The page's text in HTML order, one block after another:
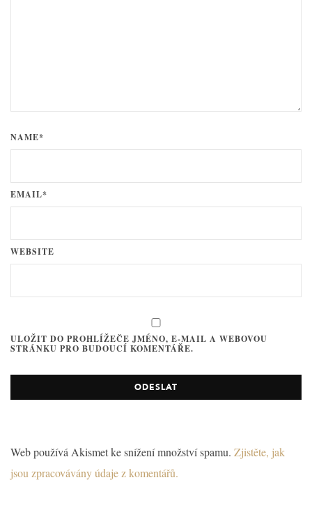
NAME*
EMAIL*
WEBSITE
ULOŽIT DO PROHLÍŽEČE JMÉNO, E-MAIL A WEBOVOU
STRÁNKU PRO BUDOUCÍ KOMENTÁŘE.
Web používá Akismet ke snížení množství spamu. Zjistěte, jak
jsou zpracovávány údaje z komentářů.